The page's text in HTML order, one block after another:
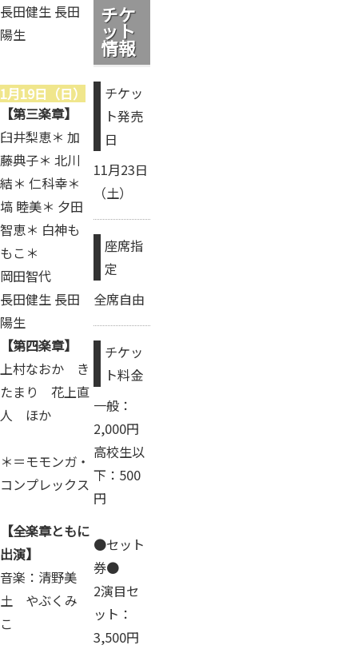
長田健生 長田
陽生
1月19日（日）
【第三楽章】
臼井梨恵＊ 加
藤典子＊ 北川
結＊ 仁科幸＊
塙 睦美＊ 夕田
智恵＊ 白神も
もこ＊
岡田智代
長田健生 長田
陽生
【第四楽章】
上村なおか き
たまり 花上直
人 ほか
＊＝モモンガ・
コンプレックス
【全楽章ともに
出演】
音楽：清野美
土 やぶくみ
こ
チケ
ット
情報
チケッ
ト発売
日
11月23日
（土）
座席指
定
全席自由
チケッ
ト料金
一般：
2,000円
高校生以
下：500
円
●セット
券●
2演目セ
ット：
3,500円